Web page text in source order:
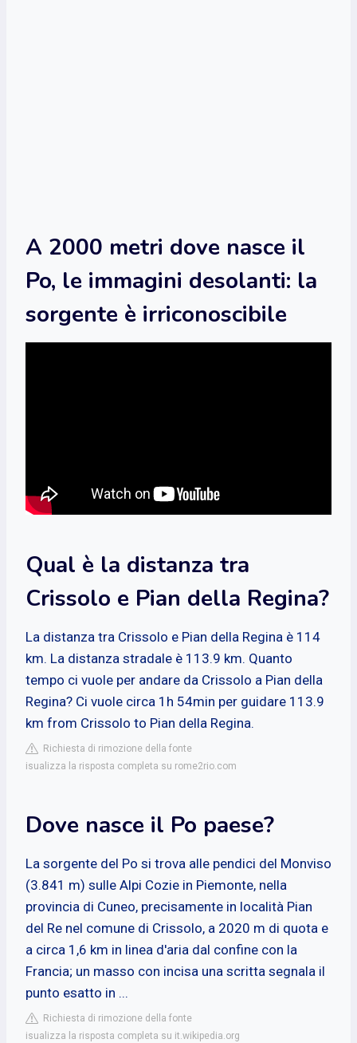
A 2000 metri dove nasce il
Po, le immagini desolanti: la
sorgente è irriconoscibile
Qual è la distanza tra
Crissolo e Pian della Regina?
La distanza tra Crissolo e Pian della Regina è 114
km. La distanza stradale è 113.9 km. Quanto
tempo ci vuole per andare da Crissolo a Pian della
Regina? Ci vuole circa 1h 54min per guidare 113.9
km from Crissolo to Pian della Regina.
Richiesta di rimozione della fonte
isualizza la risposta completa su rome2rio.com
Dove nasce il Po paese?
La sorgente del Po si trova alle pendici del Monviso
(3.841 m) sulle Alpi Cozie in Piemonte, nella
provincia di Cuneo, precisamente in località Pian
del Re nel comune di Crissolo, a 2020 m di quota e
a circa 1,6 km in linea d'aria dal confine con la
Francia; un masso con incisa una scritta segnala il
punto esatto in ...
Richiesta di rimozione della fonte
isualizza la risposta completa su it.wikipedia.org